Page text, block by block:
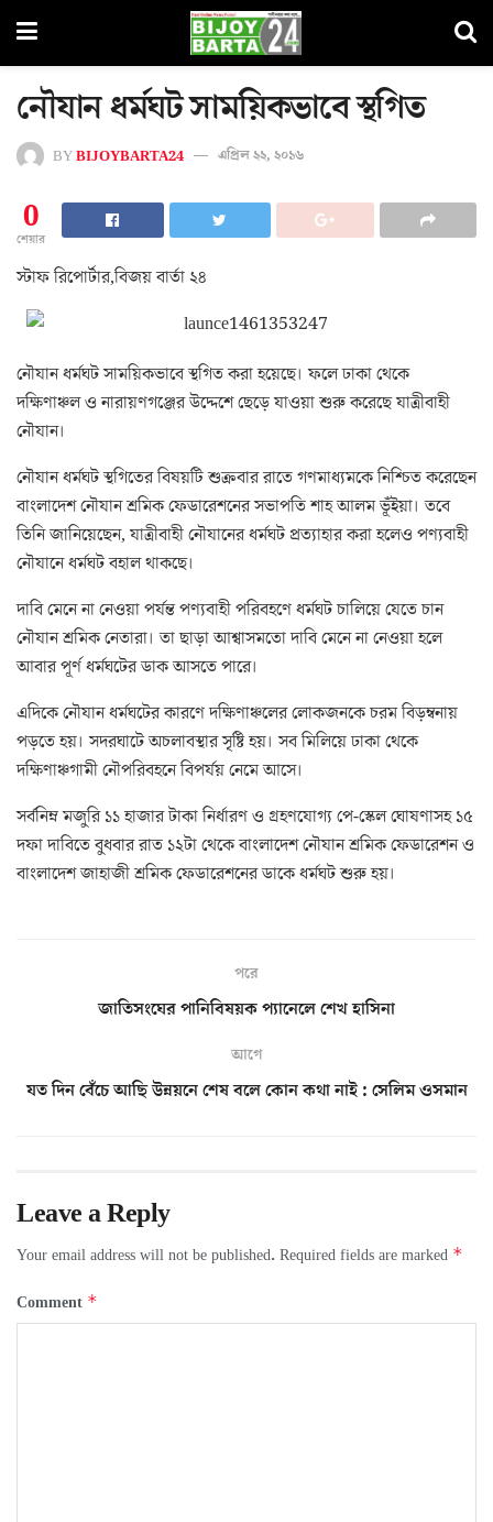
নৌযান ধর্মঘট সাময়িকভাবে স্থগিত
BYBIJOYBARTA24 এপ্রিল ২২, ২০১৬
0
শেয়ার
স্টাফ রিপোর্টার,বিজয় বার্তা ২৪
নৌযান ধর্মঘট সাময়িকভাবে স্থগিত করা হয়েছে। ফলে ঢাকা থেকে
দক্ষিণাঞ্চল ও নারায়ণগঞ্জের উদ্দেশে ছেড়ে যাওয়া শুরু করেছে যাত্রীবাহী
নৌযান।
নৌযান ধর্মঘট স্থগিতের বিষয়টি শুক্রবার রাতে গণমাধ্যমকে নিশ্চিত করেছেন
বাংলাদেশ নৌযান শ্রমিক ফেডারেশনের সভাপতি শাহ আলম ভূঁইয়া। তবে
তিনি জানিয়েছেন, যাত্রীবাহী নৌযানের ধর্মঘট প্রত্যাহার করা হলেও পণ্যবাহী
নৌযানে ধর্মঘট বহাল থাকছে।
দাবি মেনে না নেওয়া পর্যন্ত পণ্যবাহী পরিবহণে ধর্মঘট চালিয়ে যেতে চান
নৌযান শ্রমিক নেতারা। তা ছাড়া আশ্বাসমতো দাবি মেনে না নেওয়া হলে
আবার পূর্ণ ধর্মঘটের ডাক আসতে পারে।
এদিকে নৌযান ধর্মঘটের কারণে দক্ষিণাঞ্চলের লোকজনকে চরম বিড়ম্বনায়
পড়তে হয়। সদরঘাটে অচলাবস্থার সৃষ্টি হয়। সব মিলিয়ে ঢাকা থেকে
দক্ষিণাঞ্চগামী নৌপরিবহনে বিপর্যয় নেমে আসে।
সর্বনিম্ন মজুরি ১১ হাজার টাকা নির্ধারণ ও গ্রহণযোগ্য পে-স্কেল ঘোষণাসহ ১৫
দফা দাবিতে বুধবার রাত ১২টা থেকে বাংলাদেশ নৌযান শ্রমিক ফেডারেশন ও
বাংলাদেশ জাহাজী শ্রমিক ফেডারেশনের ডাকে ধর্মঘট শুরু হয়।
পরে
জাতিসংঘের পানিবিষয়ক প্যানেলে শেখ হাসিনা
আগে
যত দিন বেঁচে আছি উন্নয়নে শেষ বলে কোন কথা নাই : সেলিম ওসমান
Leave a Reply
Your email address will not be published. Required fields are marked *
Comment *